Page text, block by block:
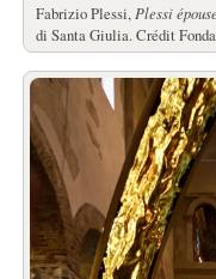
Fabrizio Plessi, Plessi
di Santa Giulia. Crédit